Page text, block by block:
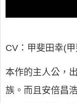
CV：甲斐田幸(
本作的主人公，
族。而且安倍昌